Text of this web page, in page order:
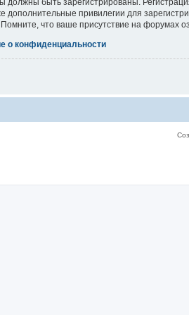
дополнительные привилегии для
что ваше присутствие на форумах
о конфиденциальности